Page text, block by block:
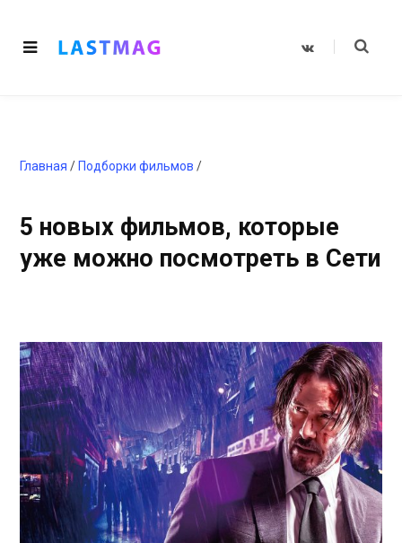
V
Главная / Подборки фильмов /
5 новых фильмов, которые
уже можно посмотреть в Сети